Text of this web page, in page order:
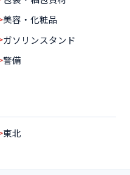
美容・化粧品
ガソリンスタンド
警備
東北